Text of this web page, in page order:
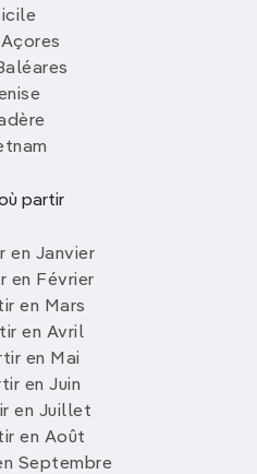
Açores
partir
en Janvier
en Février
en Mars
en Avril
en Mai
en Juin
en Juillet
en Août
Septembre